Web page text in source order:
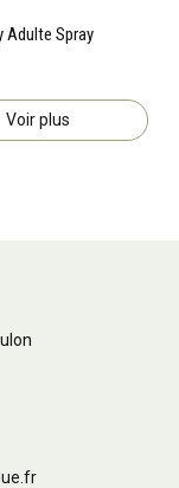
Adulte Spray
Voir plus